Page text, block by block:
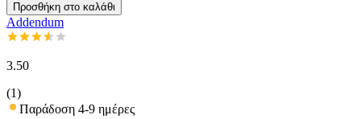
Προσθήκη στο καλάθι
Addendum
3.50
(1)
Παράδοση 4-9 ημέρες